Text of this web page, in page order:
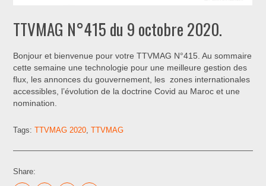
TTVMAG N°415 du 9 octobre 2020.
Bonjour et bienvenue pour votre TTVMAG N°415. Au sommaire
cette semaine une technologie pour une meilleure gestion des
flux, les annonces du gouvernement, les zones internationales
accessibles, l’évolution de la doctrine Covid au Maroc et une
nomination.
Tags:TTVMAG 2020 ,TTVMAG
Share: